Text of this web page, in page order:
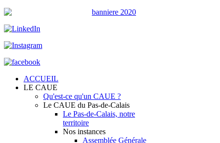
ACCUEIL
LE CAUE
Qu'est-ce qu'un CAUE ?
Le CAUE du Pas-de-Calais
Le Pas-de-Calais, notre
territoire
Nos instances
Assemblée Générale